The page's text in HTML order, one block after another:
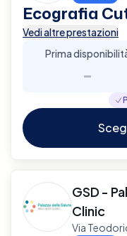
Ecografia
Vedi altre prestazioni
Prima
-
GSD -
Clinic
Via